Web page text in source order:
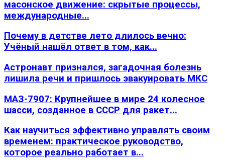
масонское движение: скрытые процессы,
международные...
Почему в детстве лето длилось вечно:
Учёный нашёл ответ в том, как...
Астронавт признался, загадочная болезнь
лишила речи и пришлось эвакуировать МКС
МАЗ-7907: Крупнейшее в мире 24 колесное
шасси, созданное в СССР для ракет...
Как научиться эффективно управлять своим
временем: практическое руководство,
которое реально работает в...